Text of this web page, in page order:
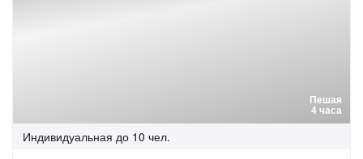
Пешая
4 часа
Индивидуальная до 10 чел.